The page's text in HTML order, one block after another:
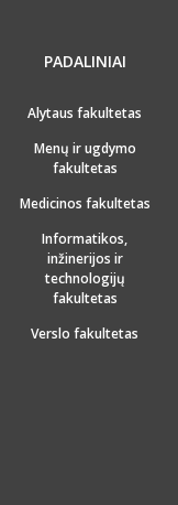
PADALINIAI
Alytaus fakultetas
Menų ir ugdymo
fakultetas
Medicinos fakultetas
Informatikos,
inžinerijos ir
technologijų
fakultetas
Verslo fakultetas